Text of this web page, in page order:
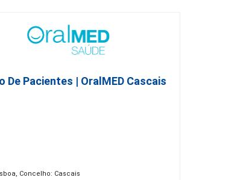
De Pacientes | OralMED Cascais
Concelho: Cascais